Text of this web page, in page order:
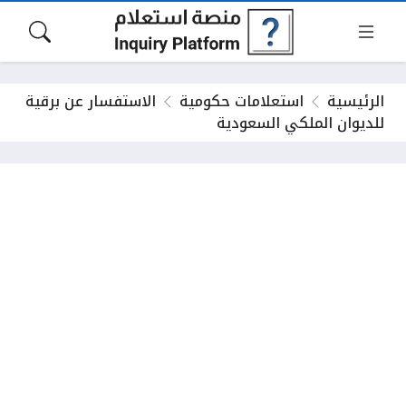
الرئيسية استعلامات حكومية الاستفسار عن برقية
للديوان الملكي السعودية